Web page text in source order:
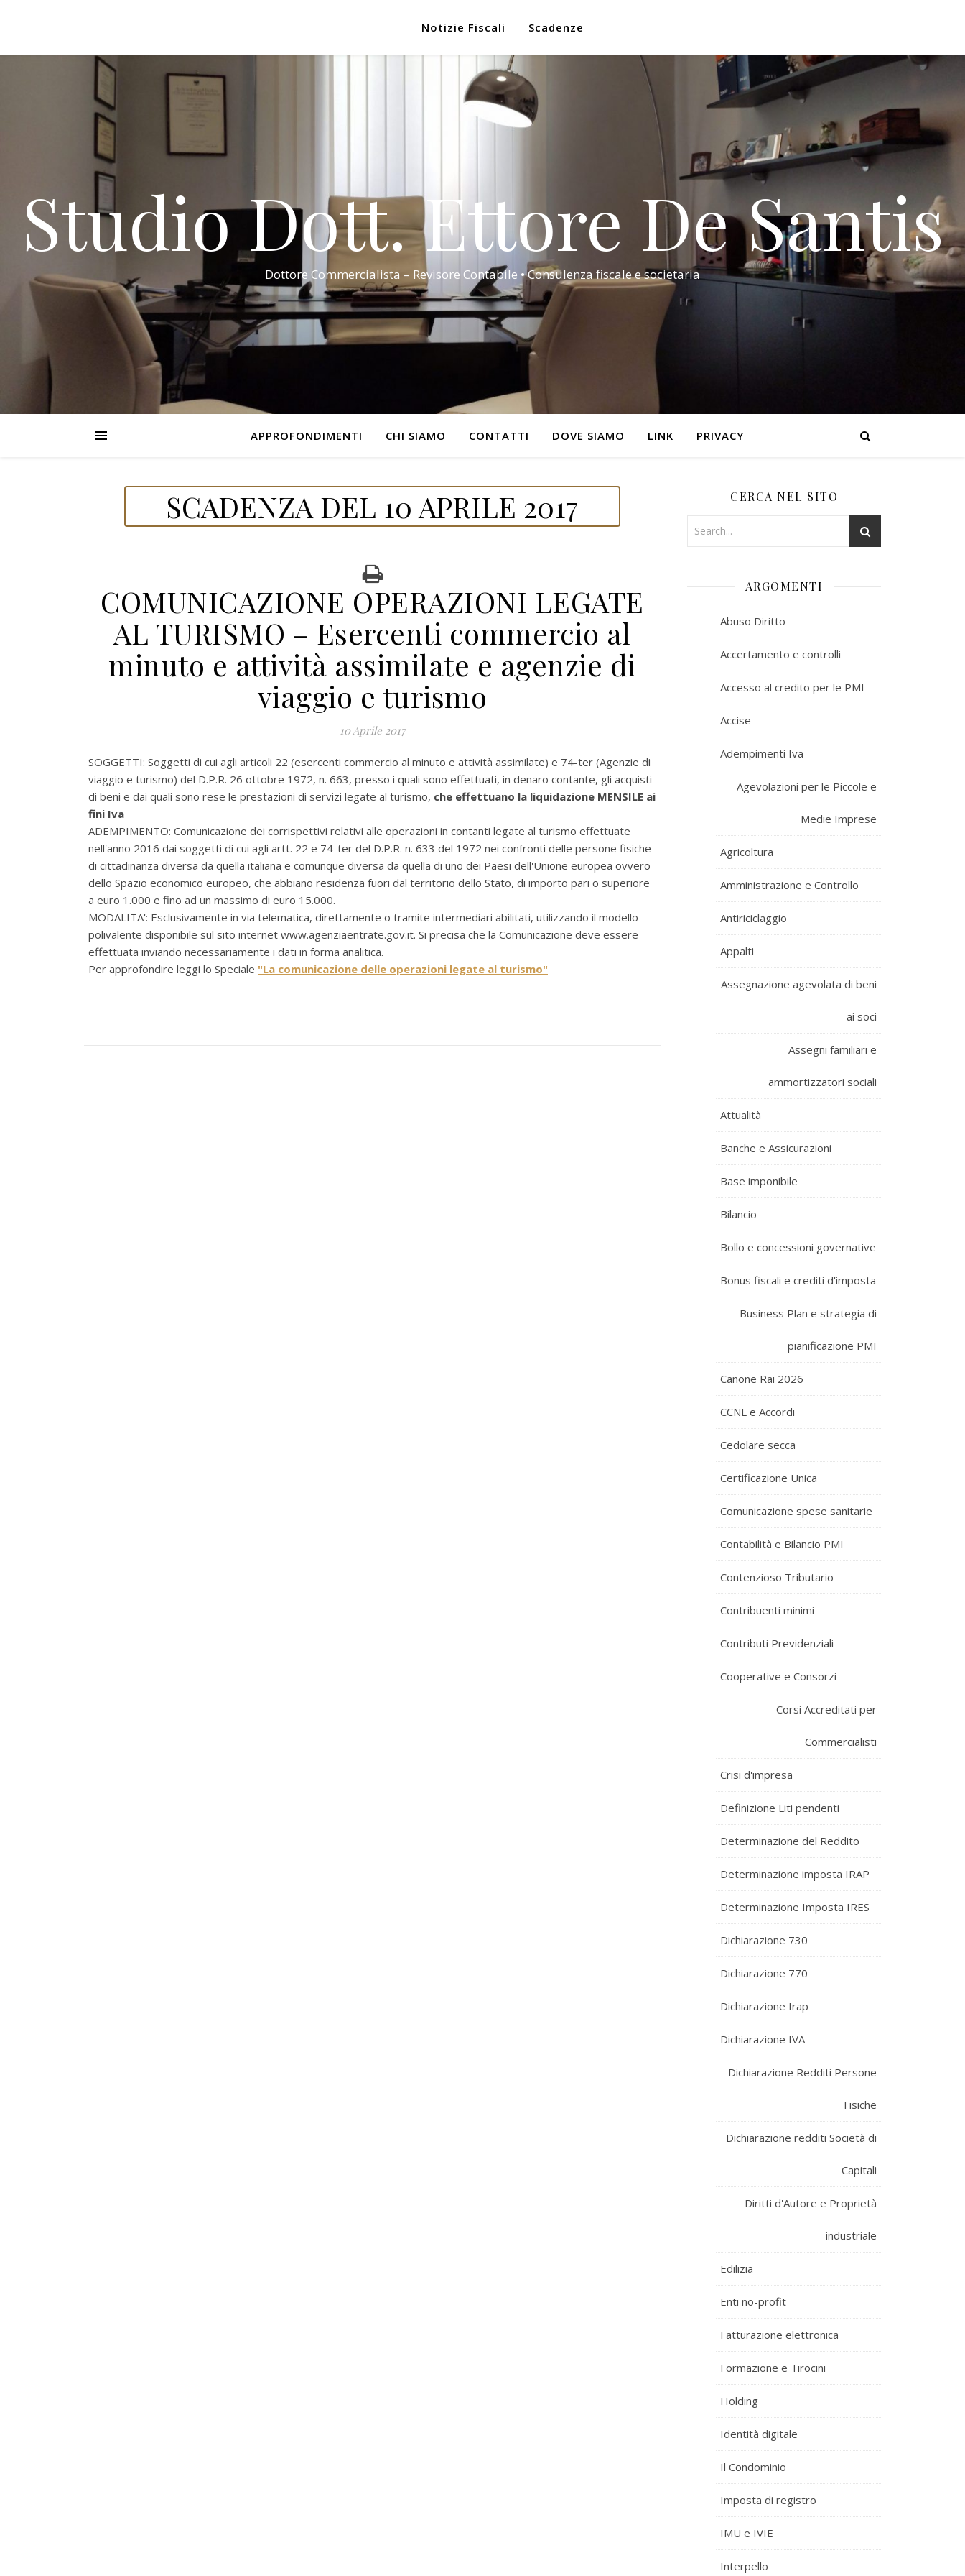
Notizie Fiscali Scadenze
Studio Dott. Ettore De Santis
Dottore Commercialista – Revisore Contabile • Consulenza fiscale e societaria
APPROFONDIMENTI CHI SIAMO CONTATTI DOVE SIAMO LINK PRIVACY
SCADENZA DEL 10 APRILE 2017
COMUNICAZIONE OPERAZIONI LEGATE
AL TURISMO – Esercenti commercio al
minuto e attività assimilate e agenzie di
viaggio e turismo
10 Aprile 2017
SOGGETTI: Soggetti di cui agli articoli 22 (esercenti commercio al minuto e attività assimilate) e 74-ter (Agenzie di
viaggio e turismo) del D.P.R. 26 ottobre 1972, n. 663, presso i quali sono effettuati, in denaro contante, gli acquisti
di beni e dai quali sono rese le prestazioni di servizi legate al turismo, che effettuano la liquidazione MENSILE ai
fini Iva
ADEMPIMENTO: Comunicazione dei corrispettivi relativi alle operazioni in contanti legate al turismo effettuate
nell'anno 2016 dai soggetti di cui agli artt. 22 e 74-ter del D.P.R. n. 633 del 1972 nei confronti delle persone fisiche
di cittadinanza diversa da quella italiana e comunque diversa da quella di uno dei Paesi dell'Unione europea ovvero
dello Spazio economico europeo, che abbiano residenza fuori dal territorio dello Stato, di importo pari o superiore
a euro 1.000 e fino ad un massimo di euro 15.000.
MODALITA': Esclusivamente in via telematica, direttamente o tramite intermediari abilitati, utilizzando il modello
polivalente disponibile sul sito internet www.agenziaentrate.gov.it. Si precisa che la Comunicazione deve essere
effettuata inviando necessariamente i dati in forma analitica.
Per approfondire leggi lo Speciale "La comunicazione delle operazioni legate al turismo"
CERCA NEL SITO
ARGOMENTI
Abuso Diritto
Accertamento e controlli
Accesso al credito per le PMI
Accise
Adempimenti Iva
Agevolazioni per le Piccole e
Medie Imprese
Agricoltura
Amministrazione e Controllo
Antiriciclaggio
Appalti
Assegnazione agevolata di beni
ai soci
Assegni familiari e
ammortizzatori sociali
Attualità
Banche e Assicurazioni
Base imponibile
Bilancio
Bollo e concessioni governative
Bonus fiscali e crediti d'imposta
Business Plan e strategia di
pianificazione PMI
Canone Rai 2026
CCNL e Accordi
Cedolare secca
Certificazione Unica
Comunicazione spese sanitarie
Contabilità e Bilancio PMI
Contenzioso Tributario
Contribuenti minimi
Contributi Previdenziali
Cooperative e Consorzi
Corsi Accreditati per
Commercialisti
Crisi d'impresa
Definizione Liti pendenti
Determinazione del Reddito
Determinazione imposta IRAP
Determinazione Imposta IRES
Dichiarazione 730
Dichiarazione 770
Dichiarazione Irap
Dichiarazione IVA
Dichiarazione Redditi Persone
Fisiche
Dichiarazione redditi Società di
Capitali
Diritti d'Autore e Proprietà
industriale
Edilizia
Enti no-profit
Fatturazione elettronica
Formazione e Tirocini
Holding
Identità digitale
Il Condominio
Imposta di registro
IMU e IVIE
Interpello